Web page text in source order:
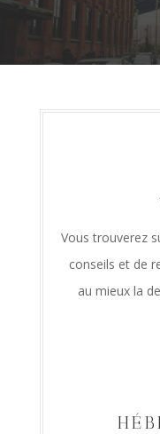
Vous trouverez
conseils et de
au mieux la